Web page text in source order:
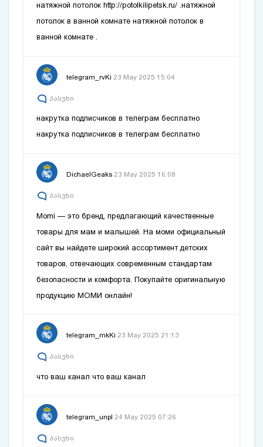
натяжной потолокhttp://potolkilipetsk.ru/ .натяжной
потолок в ванной комнатенатяжной потолок в
ванной комнате .
telegram_rvKi 23 May 2025 15:04
პასუხი
накрутка подписчиков в телеграм бесплатно
накрутка подписчиков в телеграм бесплатно
DichaelGeaks 23 May 2025 16:08
პასუხი
Momi — это бренд, предлагающий качественные
товары для мам и малышей. Намоми официальный
сайтвы найдете широкий ассортимент детских
товаров, отвечающих современным стандартам
безопасности и комфорта. Покупайте оригинальную
продукцию МОМИ онлайн!
telegram_mkKi 23 May 2025 21:13
პასუხი
что ваш каналчто ваш канал
telegram_unpl 24 May 2025 07:26
პასუხი